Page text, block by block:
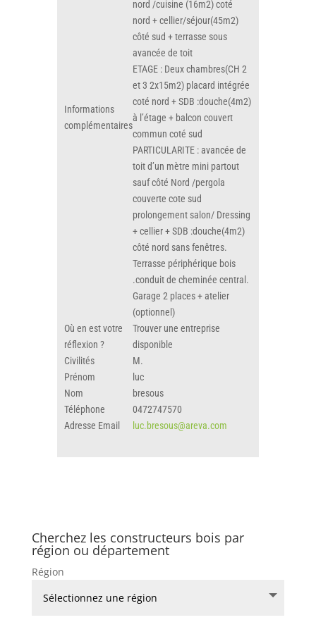
Informations
complémentaires
nord /cuisine (16m2) coté
nord + cellier/séjour(45m2)
côté sud + terrasse sous
avancée de toit
ETAGE : Deux chambres(CH 2
et 3 2x15m2) placard intégrée
coté nord + SDB :douche(4m2)
à l’étage + balcon couvert
commun coté sud
PARTICULARITE : avancée de
toit d’un mètre mini partout
sauf côté Nord /pergola
couverte cote sud
prolongement salon/ Dressing
+ cellier + SDB :douche(4m2)
côté nord sans fenêtres.
Terrasse périphérique bois
.conduit de cheminée central.
Garage 2 places + atelier
(optionnel)
Où en est votre
réflexion ?
Trouver une entreprise
disponible
Civilités
M.
Prénom
luc
Nom
bresous
Téléphone
0472747570
Adresse Email
luc.bresous@areva.com
Cherchez les constructeurs bois par
région ou département
Région